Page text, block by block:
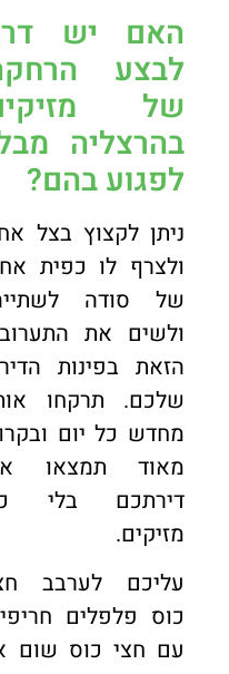
האם יש דרך
לבצע הרחקה
של מזיקים
בהרצליה מבלי
לפגוע בהם?
ניתן לקצוץ בצל אחד
ולצרף לו כפית אחת
של סודה לשתייה,
ולשים את התערובת
הזאת בפינות הדירה
שלכם. תרקחו אותו
מחדש כל יום ובקרוב
מאוד תמצאו את
דירתכם בלי כל
מזיקים.
עליכם לערבב חצי
כוס פלפלים חריפים
עם חצי כוס שום או